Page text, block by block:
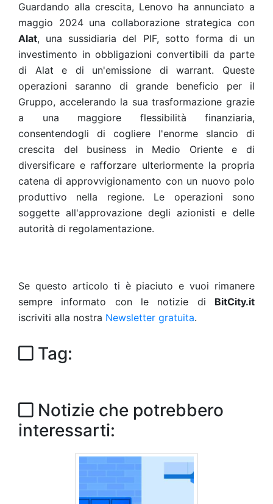
Guardando alla crescita, Lenovo ha annunciato a
maggio 2024 una collaborazione strategica con
Alat, una sussidiaria del PIF, sotto forma di un
investimento in obbligazioni convertibili da parte
di Alat e di un'emissione di warrant. Queste
operazioni saranno di grande beneficio per il
Gruppo, accelerando la sua trasformazione grazie
a una maggiore flessibilità finanziaria,
consentendogli di cogliere l'enorme slancio di
crescita del business in Medio Oriente e di
diversificare e rafforzare ulteriormente la propria
catena di approvvigionamento con un nuovo polo
produttivo nella regione. Le operazioni sono
soggette all'approvazione degli azionisti e delle
autorità di regolamentazione.
Se questo articolo ti è piaciuto e vuoi rimanere
sempre informato con le notizie di BitCity.it
iscriviti alla nostra Newsletter gratuita.
Tag:
Notizie che potrebbero
interessarti: